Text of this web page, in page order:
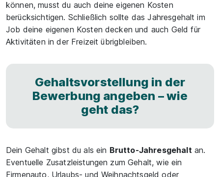
können, musst du auch deine eigenen Kosten
berücksichtigen. Schließlich sollte das Jahresgehalt im
Job deine eigenen Kosten decken und auch Geld für
Aktivitäten in der Freizeit übrigbleiben.
Gehaltsvorstellung in der
Bewerbung angeben – wie
geht das?
Dein Gehalt gibst du als ein Brutto-Jahresgehalt an.
Eventuelle Zusatzleistungen zum Gehalt, wie ein
Firmenauto, Urlaubs- und Weihnachtsgeld oder